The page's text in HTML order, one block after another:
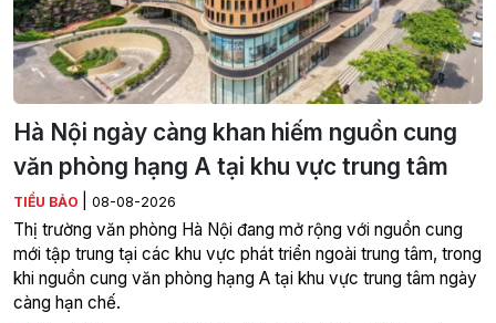
Hà Nội ngày càng khan hiếm nguồn cung
văn phòng hạng A tại khu vực trung tâm
TIỂU BẢO 08-08-2026
Thị trường văn phòng Hà Nội đang mở rộng với nguồn cung
mới tập trung tại các khu vực phát triển ngoài trung tâm, trong
khi nguồn cung văn phòng hạng A tại khu vực trung tâm ngày
càng hạn chế.